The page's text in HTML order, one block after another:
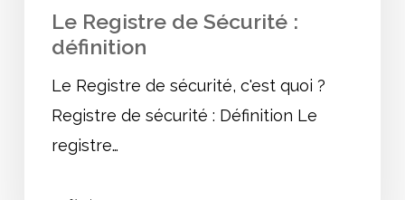
Le Registre de Sécurité :
définition
Le Registre de sécurité, c'est quoi ?
Registre de sécurité : Définition Le
registre…